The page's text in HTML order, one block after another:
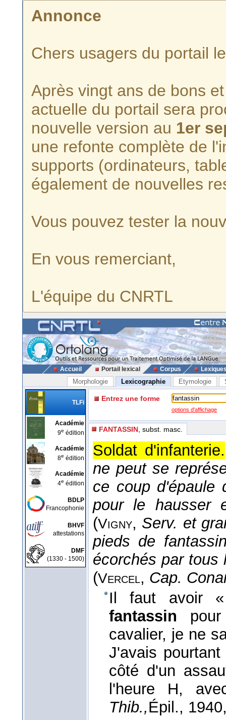
Annonce
Chers usagers du portail
Après vingt ans de bons
actuelle du portail sera
nouvelle version au 1er
une refonte complète de
supports (ordinateurs,
également de nouvelles
Vous pouvez tester la
En vous remerciant,
L'équipe du CNRTL
Accueil Portail lexical Corpus
Morphologie Lexicographie Etymologie
TLFi
Académie
9e édition
Académie
8e édition
Académie
4e édition
BDLP
Francophonie
BHVF
attestations
DMF
(1330 - 1500)
Entrez une forme
options d'affichage
FANTASSIN , subst. masc.
Soldat d'infanterie.
ne peut se
ce coup d'épaule
pour le hausser
(Vigny, Serv. et
pieds de
écorchés par tous
(Vercel, Cap.
Il faut avoir «
fantassin
cavalier, je ne
J'avais
côté d'un
l'heure H,
Thib.,Épil., 1940